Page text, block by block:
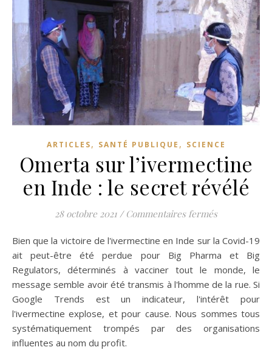
ARTICLES, SANTÉ PUBLIQUE , SCIENCE
Omerta sur l’ivermectine
en Inde : le secret révélé
28 octobre 2021 / Commentaires ferméssur Omerta
Bien que la victoire de l'ivermectine en Inde sur la Covid-19
ait peut-être été perdue pour Big Pharma et Big
Regulators, déterminés à vacciner tout le monde, le
message semble avoir été transmis à l'homme de la rue. Si
Google Trends est un indicateur, l'intérêt pour
l'ivermectine explose, et pour cause. Nous sommes tous
systématiquement trompés par des organisations
influentes au nom du profit.